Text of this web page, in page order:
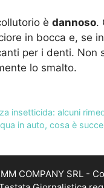
è dannoso.
in bocca e, se
per i denti. Non
lo smalto.
insetticida: alcuni
in auto, cosa è
COMPANY SRL -